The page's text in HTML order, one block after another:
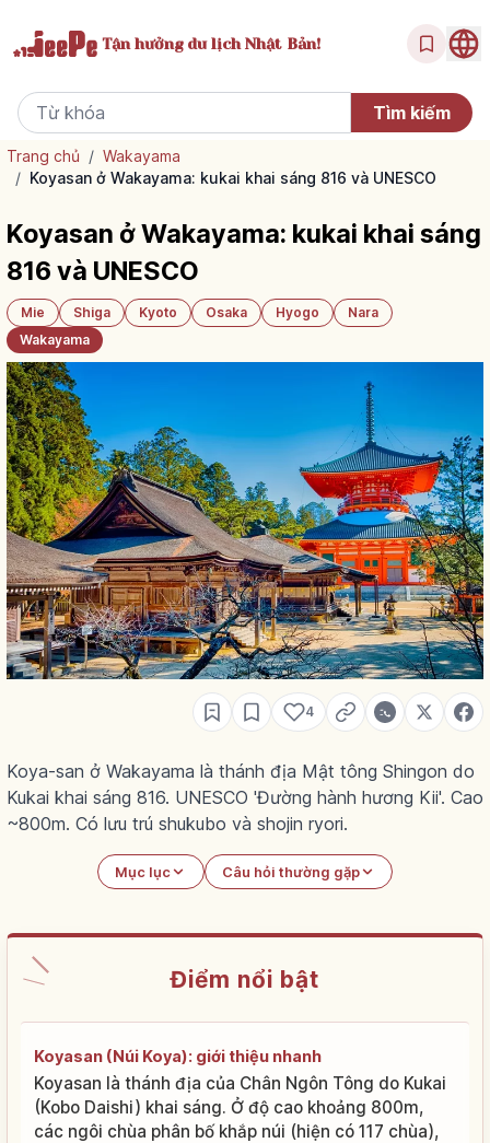
Tận hưởngdu lịch Nhật Bản!
Trang chủ / Wakayama
/ Koyasan ở Wakayama: kukai khai sáng 816 và UNESCO
Koyasan ở Wakayama: kukai khai sáng
816 và UNESCO
Mie Shiga Kyoto Osaka Hyogo
Nara
Wakayama
4
Koya-san ở Wakayama là thánh địa Mật tông Shingon do
Kukai khai sáng 816. UNESCO 'Đường hành hương Kii'. Cao
~800m. Có lưu trú shukubo và shojin ryori.
Mục lục Câu hỏi thường gặp
Điểm nổi bật
Koyasan (Núi Koya): giới thiệu nhanh
Koyasan là thánh địa của Chân Ngôn Tông do Kukai
(Kobo Daishi) khai sáng. Ở độ cao khoảng 800m,
các ngôi chùa phân bố khắp núi (hiện có 117 chùa),